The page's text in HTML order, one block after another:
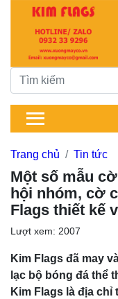
Trang chủ Tin tức
Một số mẫu
hội nhóm, cờ
Flags thiết kế
Lượt xem: 2007
Kim Flags đã may
lạc bộ bóng đá thể
Kim Flags là địa